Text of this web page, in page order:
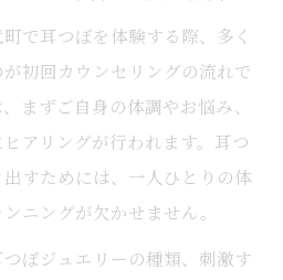
で耳つぼを体験する際、多く
初回カウンセリングの流れで
まずご自身の体調やお悩み、
アリングが行われます。耳つ
すためには、一人ひとりの体
ニングが欠かせません。
ぼジュエリーの種類、刺激す